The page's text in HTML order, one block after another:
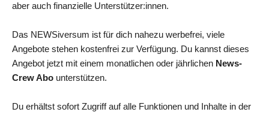
aber auch finanzielle Unterstützer:innen.
Das NEWSiversum ist für dich nahezu werbefrei, viele
Angebote stehen kostenfrei zur Verfügung. Du kannst dieses
Angebot jetzt mit einem monatlichen oder jährlichen News-
Crew Abo unterstützen.
Du erhältst sofort Zugriff auf alle Funktionen und Inhalte in der